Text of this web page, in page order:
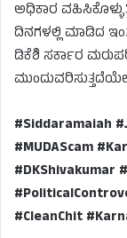
ಅಧಿಕಾರ
ದಿನಗಳಲ್ಲಿ ಮಾಡಿದ
ಡಿಕೆಶಿ ಸರ್ಕಾರ
#Siddaramaiah
#MUDAScam
#DKShivakumar
#CleanChit